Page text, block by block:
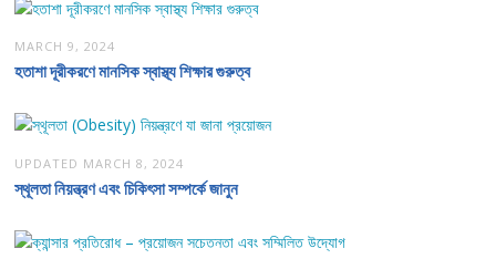
MARCH 9, 2024
হতাশা দূরীকরণে মানসিক স্বাস্থ্য শিক্ষার গুরুত্ব
UPDATED MARCH 8, 2024
স্থূলতা নিয়ন্ত্রণ এবং চিকিৎসা সম্পর্কে জানুন